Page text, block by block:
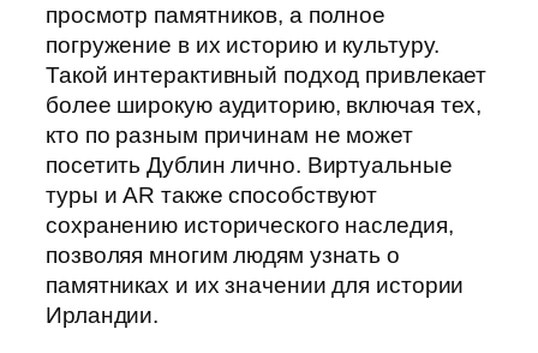
просмотр памятников, а полное
погружение в их историю и культуру.
Такой интерактивный подход привлекает
более широкую аудиторию, включая тех,
кто по разным причинам не может
посетить Дублин лично. Виртуальные
туры и AR также способствуют
сохранению исторического наследия,
позволяя многим людям узнать о
памятниках и их значении для истории
Ирландии.